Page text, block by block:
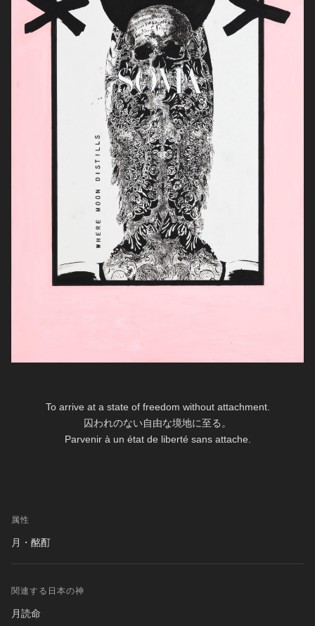
To arrive at a state of freedom without attachment.
囚われのない自由な境地に至る。
Parvenir à un état de liberté sans attache.
属性
月・酩酊
関連する日本の神
月読命